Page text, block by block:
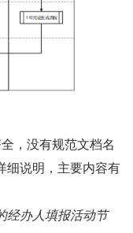
，没有规范文档名
细说明，主要内容有
经办人填报活动节